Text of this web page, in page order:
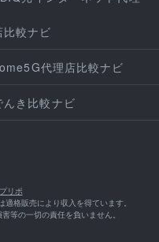
比較ナビ
代理店比較ナビ
んき比較ナビ
リポ
格販売により収入を得ています。
等の一切の責任を負いません。